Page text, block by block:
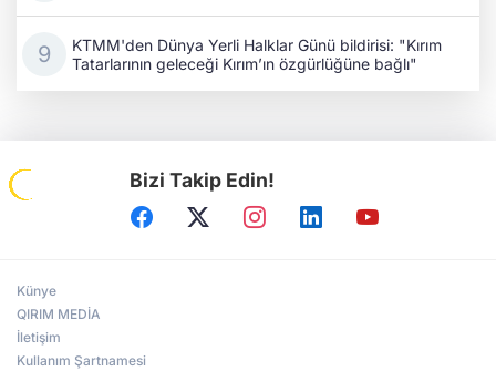
KTMM'den Dünya Yerli Halklar Günü bildirisi: "Kırım
Tatarlarının geleceği Kırım’ın özgürlüğüne bağlı"
Bizi Takip Edin!
Künye
QIRIM MEDİA
İletişim
Kullanım Şartnamesi